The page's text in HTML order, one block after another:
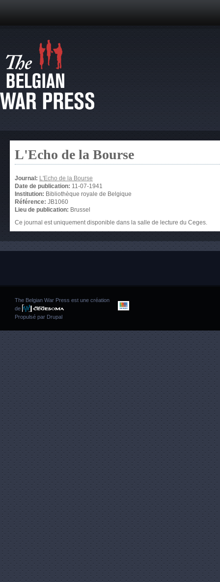
L'Echo de la Bourse
Journal: L'Echo de la Bourse
Date de publication: 11-07-1941
Institution: Bibliothèque royale de Belgique
Référence: JB1060
Lieu de publication: Brussel
Ce journal est uniquement disponible dans la salle de lecture du Ceges.
The Belgian War Press est une création
de
Propulsé par Drupal